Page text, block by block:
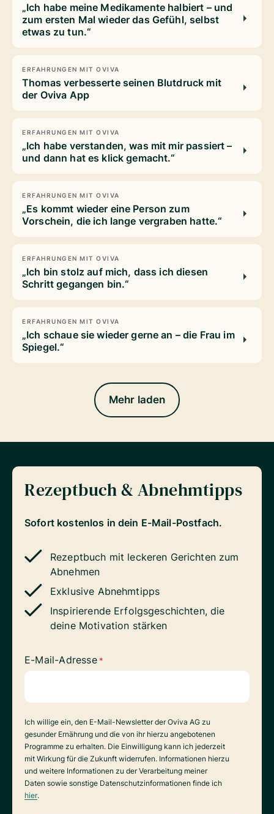
„Ich habe meine Medikamente halbiert – und
zum ersten Mal wieder das Gefühl, selbst
etwas zu tun.“
ERFAHRUNGEN MIT OVIVA
Thomas verbesserte seinen Blutdruck mit
der Oviva App
ERFAHRUNGEN MIT OVIVA
„Ich habe verstanden, was mit mir passiert –
und dann hat es klick gemacht.“
ERFAHRUNGEN MIT OVIVA
„Es kommt wieder eine Person zum
Vorschein, die ich lange vergraben hatte.“
ERFAHRUNGEN MIT OVIVA
„Ich bin stolz auf mich, dass ich diesen
Schritt gegangen bin.“
ERFAHRUNGEN MIT OVIVA
„Ich schaue sie wieder gerne an – die Frau im
Spiegel.“
Mehr laden
Rezeptbuch & Abnehmtipps
Sofort kostenlos in dein E-Mail-Postfach.
Rezeptbuch mit leckeren Gerichten zum
Abnehmen
Exklusive Abnehmtipps
Inspirierende Erfolgsgeschichten, die
deine Motivation stärken
E-Mail-Adresse *
Datenverarbeitung
Ich willige ein, den E-Mail-Newsletter der Oviva AG zu
gesunder Ernährung und die von ihr hierzu angebotenen
Programme zu erhalten. Die Einwilligung kann ich jederzeit
mit Wirkung für die Zukunft widerrufen. Informationen hierzu
und weitere Informationen zu der Verarbeitung meiner
Daten sowie sonstige Datenschutzinformationen finde ich
hier.